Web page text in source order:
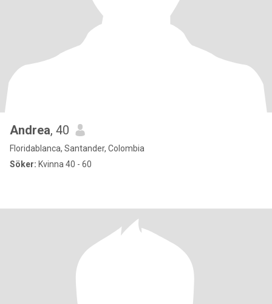
Andrea, 40
Floridablanca, Santander, Colombia
Söker: Kvinna 40 - 60